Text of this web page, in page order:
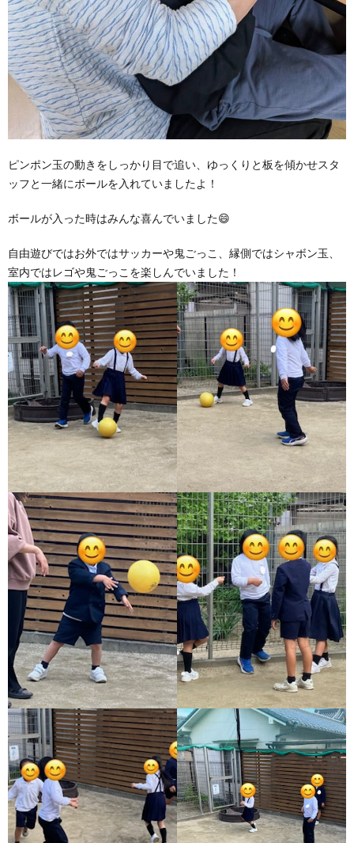
ピンポン玉の動きをしっかり目で追い、ゆっくりと板を傾かせスタ
ッフと一緒にボールを入れていましたよ！
ボールが入った時はみんな喜んでいました😄
自由遊びではお外ではサッカーや鬼ごっこ、縁側ではシャボン玉、
室内ではレゴや鬼ごっこを楽しんでいました！